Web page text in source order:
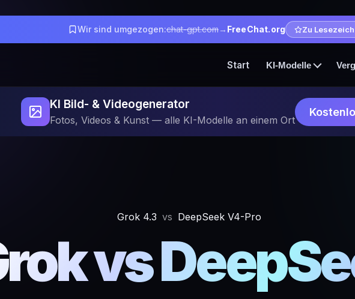
Wir sind umgezogen:chat-gpt.com→ FreeChat.org Zu
Start KI-Modelle
KI Bild- & Videogenerator
Fotos, Videos & Kunst — alle KI-Modelle an einem Ort
Grok 4.3 vs DeepSeek V4-Pro
vs